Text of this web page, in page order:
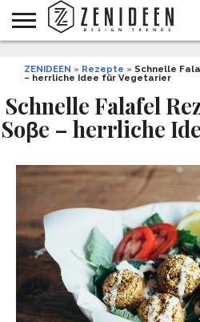
INNENDESIGN
ARCHITEKTUR
GARTEN
UND
LIFESTYLE
DEKO
&
DIY
STYLE
REZEPTE
GESUNDHEIT
WEIHNACHTEN
ZENIDEEN » Rezepte » Schnelle
– herrliche Idee für Vegetarier
Schnelle Falafel
Soβe – herrliche